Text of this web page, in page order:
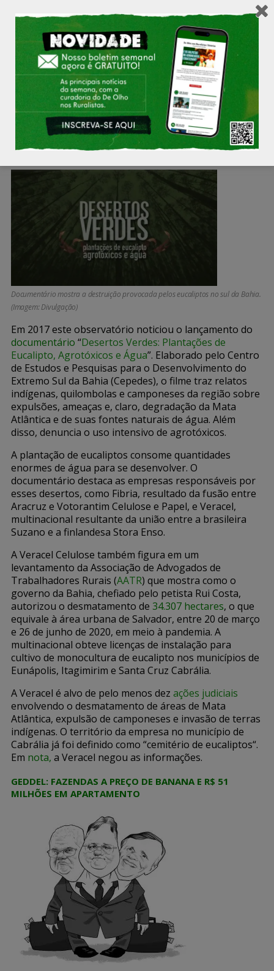
Grilagem.
SUL DA BAHIA SOFRE COM O DESERTO VERDE DO
EUCALIPTO
Quem teve a oportunidade de conhecer a região de
Caravelas, no Sul da Bahia, há mais de 30 ou 40 anos,
pôde constatar a transformação da paisagem: em vez
da exuberância da Mata Atlântica, avistada também
pelos portugueses que chegaram aqui, hoje se vê a
monotonia de dos eucaliptos, uma espécie que não é
nativa, mas originária da Oceania.
Documentário mostra a destruição provocada pelos eucaliptos no sul da Bahia.
(Imagem: Divulgação)
Em 2017 este observatório noticiou o lançamento do
documentário “Desertos Verdes: Plantações de
Eucalipto, Agrotóxicos e Água”. Elaborado pelo Centro
de Estudos e Pesquisas para o Desenvolvimento do
Extremo Sul da Bahia (Cepedes), o filme traz relatos
indígenas, quilombolas e camponeses da região sobre
expulsões, ameaças e, claro, degradação da Mata
Atlântica e de suas fontes naturais de água. Além
disso, denuncia o uso intensivo de agrotóxicos.
A plantação de eucaliptos consome quantidades
enormes de água para se desenvolver. O
documentário destaca as empresas responsáveis por
esses desertos, como Fibria, resultado da fusão entre
Aracruz e Votorantim Celulose e Papel, e Veracel,
multinacional resultante da união entre a brasileira
Suzano e a finlandesa Stora Enso.
A Veracel Celulose também figura em um
levantamento da Associação de Advogados de
Trabalhadores Rurais (AATR) que mostra como o
governo da Bahia, chefiado pelo petista Rui Costa,
autorizou o desmatamento de 34.307 hectares, o que
equivale à área urbana de Salvador, entre 20 de março
e 26 de junho de 2020, em meio à pandemia. A
multinacional obteve licenças de instalação para
cultivo de monocultura de eucalipto nos municípios de
Eunápolis, Itagimirim e Santa Cruz Cabrália.
A Veracel é alvo de pelo menos dez ações judiciais
envolvendo o desmatamento de áreas de Mata
Atlântica, expulsão de camponeses e invasão de terras
indígenas. O território da empresa no município de
Cabrália já foi definido como “cemitério de eucaliptos“.
Em nota, a Veracel negou as informações.
GEDDEL: FAZENDAS A PREÇO DE BANANA E R$ 51
MILHÕES EM APARTAMENTO